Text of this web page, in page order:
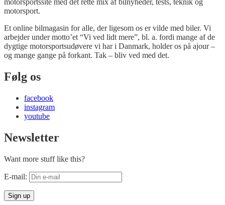
motorsportssite med det rette mix af bilnyheder, tests, teknik og
motorsport.
Et online bilmagasin for alle, der ligesom os er vilde med biler. Vi
arbejder under motto’et “Vi ved lidt mere”, bl. a. fordi mange af de
dygtige motorsportsudøvere vi har i Danmark, holder os på ajour –
og mange gange på forkant. Tak – bliv ved med det.
Følg os
facebook
instagram
youtube
Newsletter
Want more stuff like this?
E-mail: